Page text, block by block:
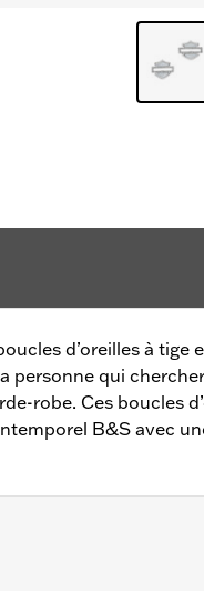
d’oreilles à tige
personne qui
robe. Ces boucles
B&S avec